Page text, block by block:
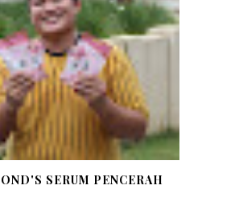
SERUM PENCERAH